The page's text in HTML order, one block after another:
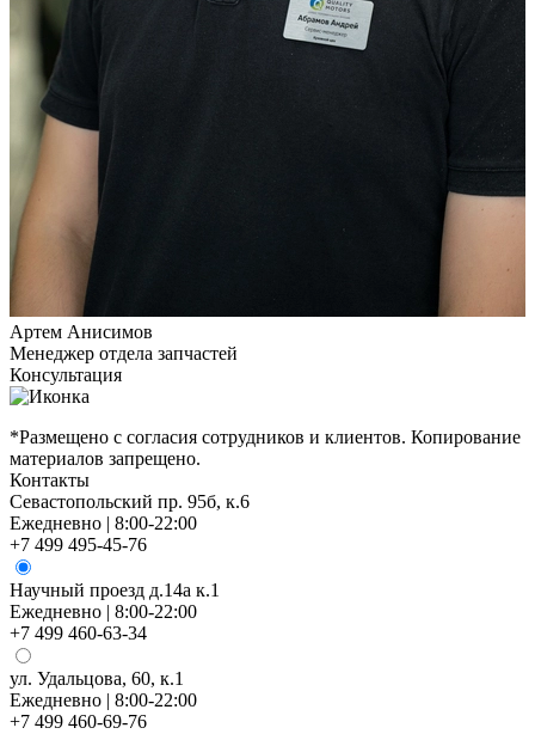
Артем Анисимов
Менеджер отдела запчастей
Консультация
*Размещено с согласия сотрудников и клиентов. Копирование
материалов запрещено.
Контакты
Севастопольский пр. 95б, к.6
Ежедневно | 8:00-22:00
+7 499 495-45-76
Научный проезд д.14а к.1
Ежедневно | 8:00-22:00
+7 499 460-63-34
ул. Удальцова, 60, к.1
Ежедневно | 8:00-22:00
+7 499 460-69-76